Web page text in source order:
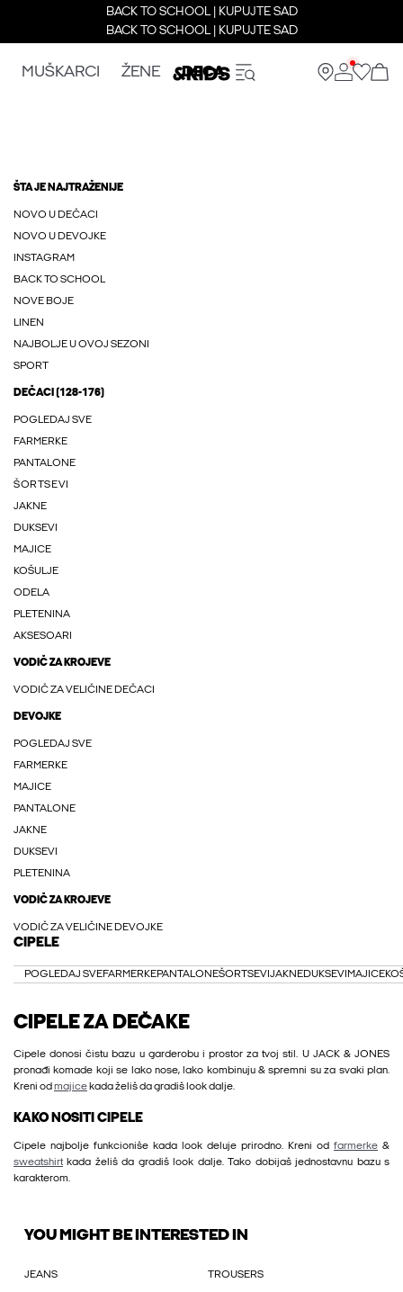
BACK TO SCHOOL | KUPUJTE SAD
BACK TO SCHOOL | KUPUJTE SAD
MUŠKARCI ŽENE DECA
ŠTA JE NAJTRAŽENIJE
NOVO U DEČACI
NOVO U DEVOJKE
INSTAGRAM
BACK TO SCHOOL
NOVE BOJE
LINEN
NAJBOLJE U OVOJ SEZONI
SPORT
DEČACI (128-176)
POGLEDAJ SVE
FARMERKE
PANTALONE
ŠORTSEVI
JAKNE
DUKSEVI
MAJICE
KOŠULJE
ODELA
PLETENINA
AKSESOARI
VODIČ ZA KROJEVE
VODIČ ZA VELIČINE DEČACI
DEVOJKE
POGLEDAJ SVE
FARMERKE
MAJICE
PANTALONE
JAKNE
DUKSEVI
PLETENINA
VODIČ ZA KROJEVE
VODIČ ZA VELIČINE DEVOJKE
CIPELE
POGLEDAJ SVEFARMERKEPANTALONEŠORTSEVI JAKNEDUKSEVI MAJICE
CIPELE ZA DEČAKE
Cipele donosi čistu bazu u garderobu i prostor za tvoj stil. U JACK & JONES
pronađi komade koji se lako nose, lako kombinuju & spremni su za svaki plan.
Kreni od majice kada želiš da gradiš look dalje.
KAKO NOSITI CIPELE
Cipele najbolje funkcioniše kada look deluje prirodno. Kreni od farmerke &
sweatshirt kada želiš da gradiš look dalje. Tako dobijaš jednostavnu bazu s
karakterom.
YOU MIGHT BE INTERESTED IN
JEANS TROUSERS